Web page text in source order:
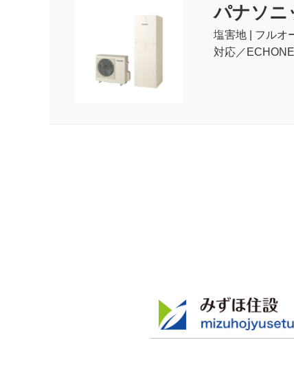
パナソニ
塩害地 | フルオ
対応／